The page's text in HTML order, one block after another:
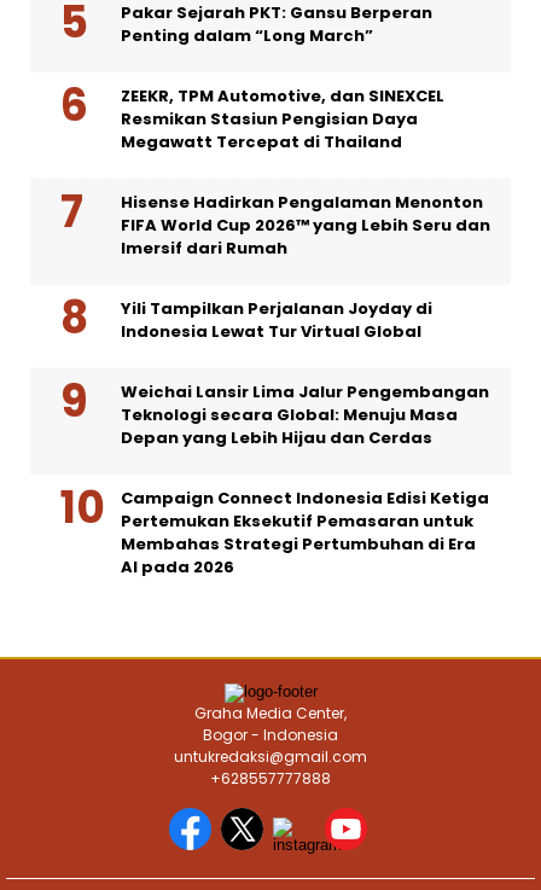
Pakar Sejarah PKT: Gansu Berperan
Penting dalam “Long March”
ZEEKR, TPM Automotive, dan SINEXCEL
Resmikan Stasiun Pengisian Daya
Megawatt Tercepat di Thailand
Hisense Hadirkan Pengalaman Menonton
FIFA World Cup 2026™ yang Lebih Seru dan
Imersif dari Rumah
Yili Tampilkan Perjalanan Joyday di
Indonesia Lewat Tur Virtual Global
Weichai Lansir Lima Jalur Pengembangan
Teknologi secara Global: Menuju Masa
Depan yang Lebih Hijau dan Cerdas
Campaign Connect Indonesia Edisi Ketiga
Pertemukan Eksekutif Pemasaran untuk
Membahas Strategi Pertumbuhan di Era
AI pada 2026
Graha Media Center,
Bogor - Indonesia
untukredaksi@gmail.com
+628557777888